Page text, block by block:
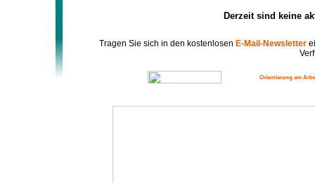
Derzeit sind keine
Tragen Sie sich in den kostenlosen E-Mail-Newsletter
Orientierung am